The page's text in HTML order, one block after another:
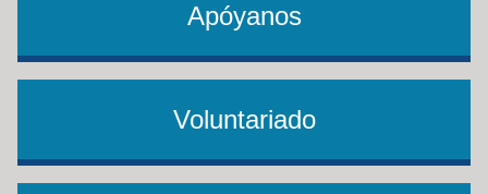
Apóyanos
Voluntariado